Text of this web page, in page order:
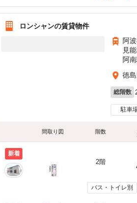
ロンシャンの賃貸物件
阿
見
阿
徳
総階数
駐車
間取り図 階数
新着
2階
バス・トイレ別